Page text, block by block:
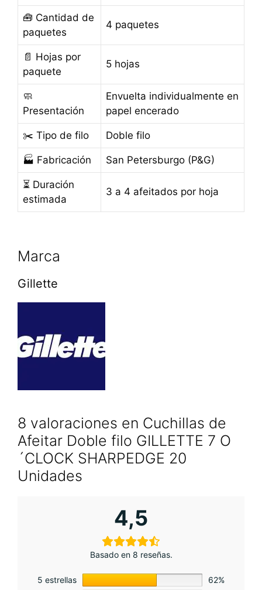
🧰 Cantidad de
paquetes
4 paquetes
📄 Hojas por
paquete
5 hojas
🧼
Presentación
Envuelta individualmente en
papel encerado
✂️ Tipo de filo Doble filo
🏭 Fabricación San Petersburgo (P&G)
⏳ Duración
estimada
3 a 4 afeitados por hoja
Marca
Gillette
8 valoraciones en Cuchillas de
Afeitar Doble filo GILLETTE 7 O
´CLOCK SHARPEDGE 20
Unidades
4,5
Basado en 8 reseñas.
5 estrellas
62%